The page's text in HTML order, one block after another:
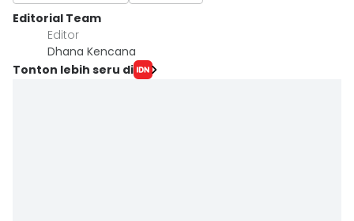
Editorial Team
Editor
Dhana Kencana
Tonton lebih seru di